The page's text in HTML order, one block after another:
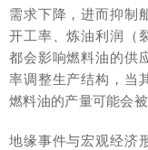
需求下降，进而抑制
开工率、炼油利润（
都会影响燃料油的供
率调整生产结构，当
燃料油的产量可能会
地缘事件与宏观经济